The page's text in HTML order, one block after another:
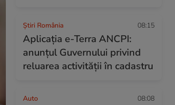
Știri România 08:15
Aplicația e-Terra ANCPI:
anunțul Guvernului privind
reluarea activității în cadastru
Auto 08:08